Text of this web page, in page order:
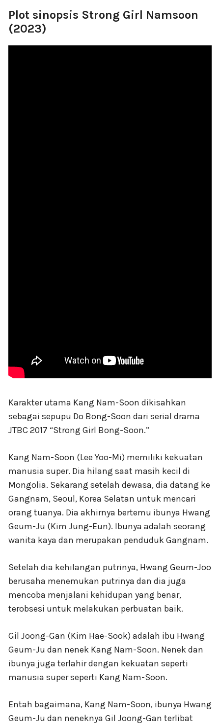
Plot sinopsis Strong Girl Namsoon
(2023)
Karakter utama Kang Nam-Soon dikisahkan
sebagai sepupu Do Bong-Soon dari serial drama
JTBC 2017 “Strong Girl Bong-Soon.”
Kang Nam-Soon (Lee Yoo-Mi) memiliki kekuatan
manusia super. Dia hilang saat masih kecil di
Mongolia. Sekarang setelah dewasa, dia datang ke
Gangnam, Seoul, Korea Selatan untuk mencari
orang tuanya. Dia akhirnya bertemu ibunya Hwang
Geum-Ju (Kim Jung-Eun). Ibunya adalah seorang
wanita kaya dan merupakan penduduk Gangnam.
Setelah dia kehilangan putrinya, Hwang Geum-Joo
berusaha menemukan putrinya dan dia juga
mencoba menjalani kehidupan yang benar,
terobsesi untuk melakukan perbuatan baik.
Gil Joong-Gan (Kim Hae-Sook) adalah ibu Hwang
Geum-Ju dan nenek Kang Nam-Soon. Nenek dan
ibunya juga terlahir dengan kekuatan seperti
manusia super seperti Kang Nam-Soon.
Entah bagaimana, Kang Nam-Soon, ibunya Hwang
Geum-Ju dan neneknya Gil Joong-Gan terlibat